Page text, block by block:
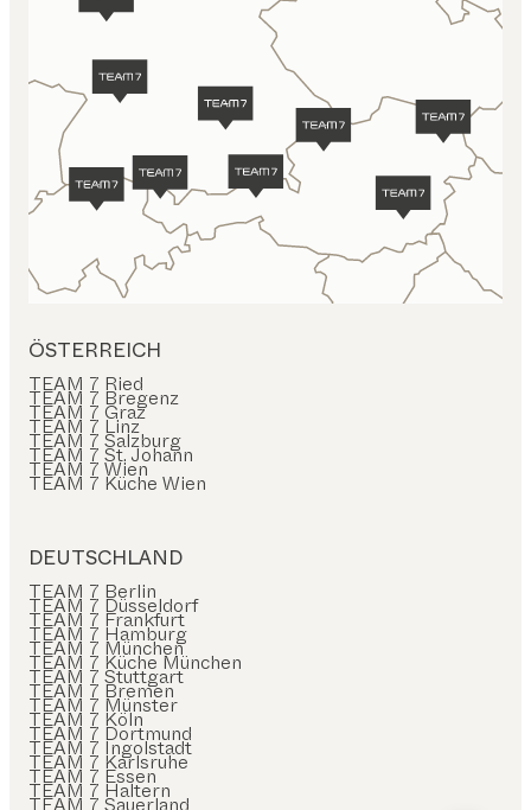
ÖSTERREICH
TEAM 7 Ried
TEAM 7 Bregenz
TEAM 7 Graz
TEAM 7 Linz
TEAM 7 Salzburg
TEAM 7 St. Johann
TEAM 7 Wien
TEAM 7 Küche Wien
DEUTSCHLAND
TEAM 7 Berlin
TEAM 7 Düsseldorf
TEAM 7 Frankfurt
TEAM 7 Hamburg
TEAM 7 München
TEAM 7 Küche München
TEAM 7 Stuttgart
TEAM 7 Bremen
TEAM 7 Münster
TEAM 7 Köln
TEAM 7 Dortmund
TEAM 7 Ingolstadt
TEAM 7 Karlsruhe
TEAM 7 Essen
TEAM 7 Haltern